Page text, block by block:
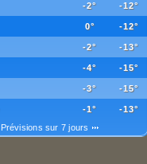
-2° -12°
0° -12°
-2° -13°
-4° -15°
-3° -15°
-1°
-13°
Prévisions sur 7 jours